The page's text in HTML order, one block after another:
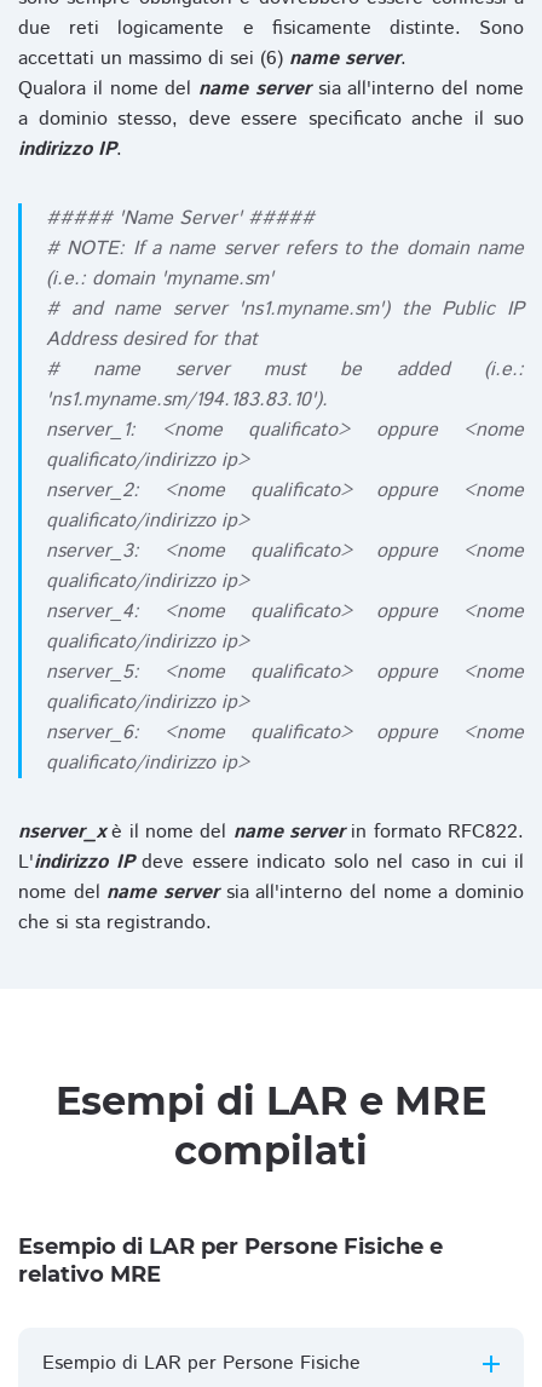
due reti logicamente e fisicamente distinte. Sono
accettati un massimo di sei (6) name server.
Qualora il nome del name serversia all'interno del nome
a dominio stesso, deve essere specificato anche il suo
indirizzo IP.
##### 'Name Server' #####
# NOTE: If a name server refers to the domain name
(i.e.: domain 'myname.sm'
# and name server 'ns1.myname.sm') the Public IP
Address desired for that
# name server must be added (i.e.:
'ns1.myname.sm/194.183.83.10').
nserver_1: <nome qualificato> oppure <nome
qualificato/indirizzo ip>
nserver_2: <nome qualificato> oppure <nome
qualificato/indirizzo ip>
nserver_3: <nome qualificato> oppure <nome
qualificato/indirizzo ip>
nserver_4: <nome qualificato> oppure <nome
qualificato/indirizzo ip>
nserver_5: <nome qualificato> oppure <nome
qualificato/indirizzo ip>
nserver_6: <nome qualificato> oppure <nome
qualificato/indirizzo ip>
nserver_xè il nome del name serverin formato RFC822.
L'indirizzo IPdeve essere indicato solo nel caso in cui il
nome del name serversia all'interno del nome a dominio
che si sta registrando.
Esempi di LAR e MRE
compilati
Esempio di LAR per Persone Fisiche e
relativo MRE
Esempio di LAR per Persone Fisiche